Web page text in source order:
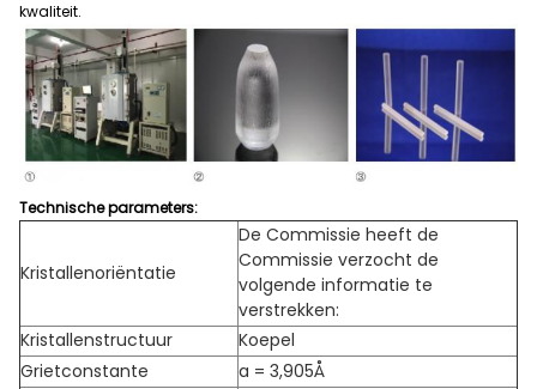
kwaliteit.
Technische parameters:
Kristallenoriëntatie
De Commissie heeft de
Commissie verzocht de
volgende informatie te
verstrekken:
Kristallenstructuur
Koepel
Grietconstante
a = 3,905Å